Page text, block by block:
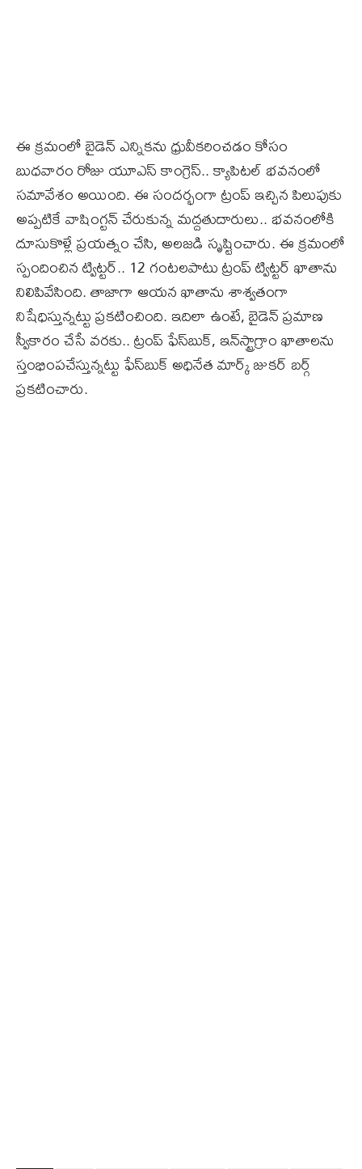
ఈ క్రమంలో బైడెన్ ఎన్నికను ధ్రువీకరించడం కోసం
బుధవారం రోజు యూఎస్ కాంగ్రెస్.. క్యాపిటల్ భవనంలో
సమావేశం అయింది. ఈ సందర్భంగా ట్రంప్ ఇచ్చిన పిలుపుకు
అప్పటికే వాషింగ్టన్ చేరుకున్న మద్దతుదారులు.. భవనంలోకి
దూసుకొళ్లే ప్రయత్నం చేసి, అలజడి సృష్టించారు. ఈ క్రమంలో
స్పందించిన ట్విట్టర్.. 12 గంటలపాటు ట్రంప్‌ ట్విట్టర్ ఖాతాను
నిలిపివేసింది. తాజాగా ఆయన ఖాతాను శాశ్వతంగా
నిషేధిస్తున్నట్టు ప్రకటించింది. ఇదిలా ఉంటే, బైడెన్ ప్రమాణ
స్వీకారం చేసే వరకు.. ట్రంప్ ఫేస్‌బుక్, ఇన్‌స్ట్రాగ్రాం ఖాతాలను
స్తంభింపచేస్తున్నట్టు ఫేస్‌బుక్‌ అధినేత మార్క్ జుకర్ బర్గ్
ప్రకటించారు.